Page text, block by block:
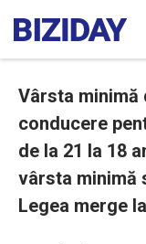
Vârsta minimă
conducere
de la 21 la 18
vârsta minimă
Legea merge